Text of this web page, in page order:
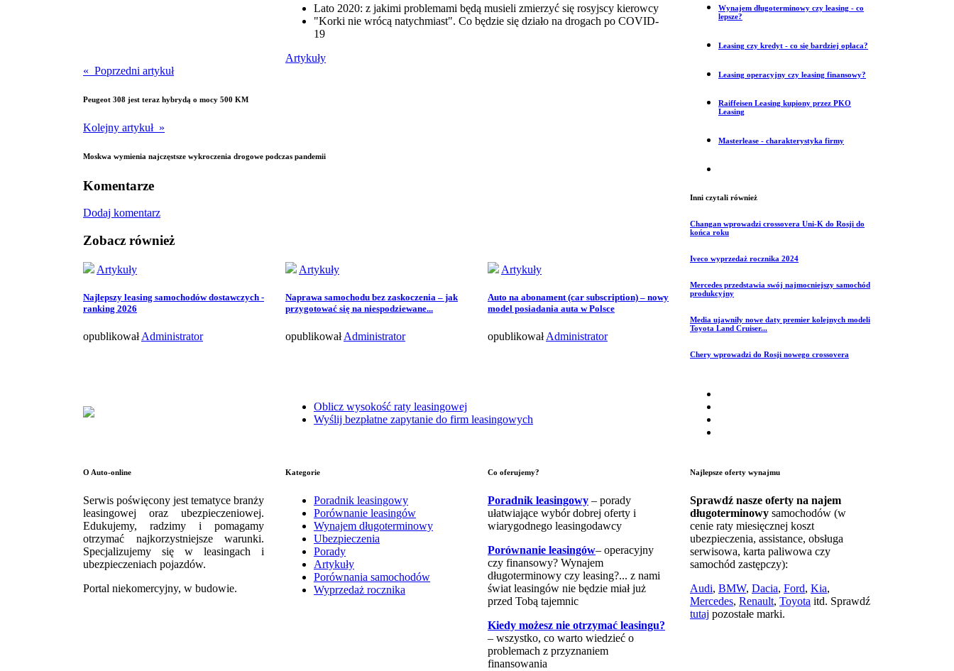
Lato 2020: z jakimi problemami będą musieli zmierzyć się rosyjscy kierowcy
"Korki nie wrócą natychmiast". Co będzie się działo na drogach po COVID-
19
Artykuły
« Poprzedni artykuł
Peugeot 308 jest teraz hybrydą o mocy 500 KM
Kolejny artykuł »
Moskwa wymienia najczęstsze wykroczenia drogowe podczas pandemii
Komentarze
Dodaj komentarz
Zobacz również
Artykuły
Najlepszy leasing samochodów dostawczych -
ranking 2026
opublikował Administrator
Artykuły
Naprawa samochodu bez zaskoczenia – jak
przygotować się na niespodziewane...
opublikował Administrator
Artykuły
Auto na abonament (car subscription) – nowy
model posiadania auta w Polsce
opublikował Administrator
Wynajem długoterminowy czy leasing - co
lepsze?
Leasing czy kredyt - co się bardziej opłaca?
Leasing operacyjny czy leasing finansowy?
Raiffeisen Leasing kupiony przez PKO
Leasing
Masterlease - charakterystyka firmy
Inni czytali również
Changan wprowadzi crossovera Uni-K do Rosji do
końca roku
Iveco wyprzedaż rocznika 2024
Mercedes przedstawia swój najmocniejszy samochód
produkcyjny
Media ujawniły nowe daty premier kolejnych modeli
Toyota Land Cruiser...
Chery wprowadzi do Rosji nowego crossovera
Oblicz wysokość raty leasingowej
Wyślij bezpłatne zapytanie do firm leasingowych
O Auto-online
Serwis poświęcony jest tematyce branży
leasingowej oraz ubezpieczeniowej.
Edukujemy, radzimy i pomagamy
otrzymać najkorzystniejsze warunki.
Specjalizujemy się w leasingach i
ubezpieczeniach pojazdów.
Portal niekomercyjny, w budowie.
Kategorie
Poradnik leasingowy
Porównanie leasingów
Wynajem długoterminowy
Ubezpieczenia
Porady
Artykuły
Porównania samochodów
Wyprzedaż rocznika
Co oferujemy?
Poradnik leasingowy – porady
ułatwiające wybór dobrej oferty i
wiarygodnego leasingodawcy
Porównanie leasingów– operacyjny
czy finansowy? Wynajem
długoterminowy czy leasing?... z nami
świat leasingów nie będzie miał już
przed Tobą tajemnic
Kiedy możesz nie otrzymać leasingu?
– wszystko, co warto wiedzieć o
problemach z przyznaniem
finansowania
Najlepsze oferty wynajmu
Sprawdź nasze oferty na najem
długoterminowy samochodów (w
cenie raty miesięcznej koszt
ubezpieczenia, assistance, obsługa
serwisowa, karta paliwowa czy
samochód zastępczy):
Audi, BMW, Dacia, Ford, Kia,
Mercedes, Renault, Toyota itd. Sprawdź
tutaj pozostałe marki.